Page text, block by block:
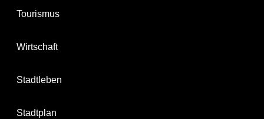
Tourismus
Wirtschaft
Stadtleben
Stadtplan